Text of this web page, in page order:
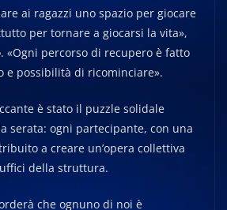
ai ragazzi uno spazio per giocare
per tornare a giocarsi la vita»,
«Ogni percorso di recupero è fatto
e possibilità di ricominciare».
è stato il puzzle solidale
serata: ogni partecipante, con una
a creare un’opera collettiva
della struttura.
che ognuno di noi è